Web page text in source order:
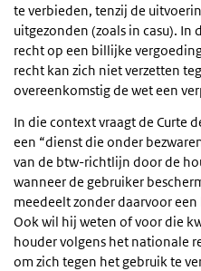
te verbieden, tenzij de
uitgezonden (zoals in casu).
recht op een billijke
recht kan zich niet verzetten
overeenkomstig de wet een
In die context vraagt de Curte
een “dienst die onder
van de btw-richtlijn door de
wanneer de gebruiker
meedeelt zonder daarvoor
Ook wil hij weten of voor die
houder volgens het nationale
om zich tegen het gebruik te